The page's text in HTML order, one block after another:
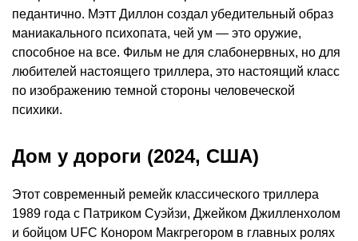
педантично. Мэтт Диллон создал убедительный образ
маниакального психопата, чей ум — это оружие,
способное на все. Фильм не для слабонервных, но для
любителей настоящего триллера, это настоящий класс
по изображению темной стороны человеческой
психики.
Дом у дороги (2024, США)
Этот современный ремейк классического триллера
1989 года с Патриком Суэйзи, Джейком Джилленхолом
и бойцом UFC Конором Макгрегором в главных ролях